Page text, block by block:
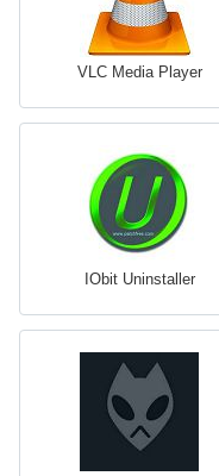
VLC Media Player
IObit Uninstaller